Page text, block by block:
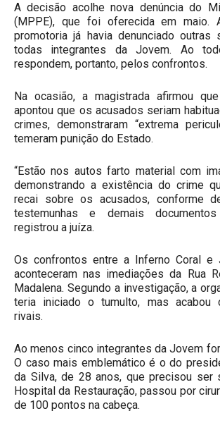
A decisão acolhe nova denúncia do
(MPPE), que foi oferecida em maio.
promotoria já havia denunciado
todas integrantes da Jovem. Ao
respondem, portanto, pelos confrontos.
Na ocasião, a magistrada afirmou
apontou que os acusados seriam
crimes, demonstraram “extrema
temeram punição do Estado.
“Estão nos autos farto material com
demonstrando a existência do crime
recai sobre os acusados, conforme
testemunhas e demais
registrou a juíza.
Os confrontos entre a Inferno Coral e
aconteceram nas imediações da Rua
Madalena. Segundo a investigação, a
teria iniciado o tumulto, mas acabou
rivais.
Ao menos cinco integrantes da Jovem
O caso mais emblemático é o do
da Silva, de 28 anos, que precisou ser
Hospital da Restauração, passou por
de 100 pontos na cabeça.